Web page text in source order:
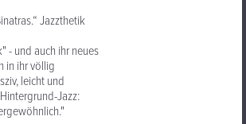
Jazzthetik
- und auch ihr neues
in ihr völlig
leicht und
Jazz: